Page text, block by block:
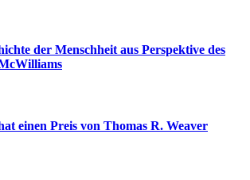
der Menschheit aus Perspektive des
einen Preis von Thomas R. Weaver